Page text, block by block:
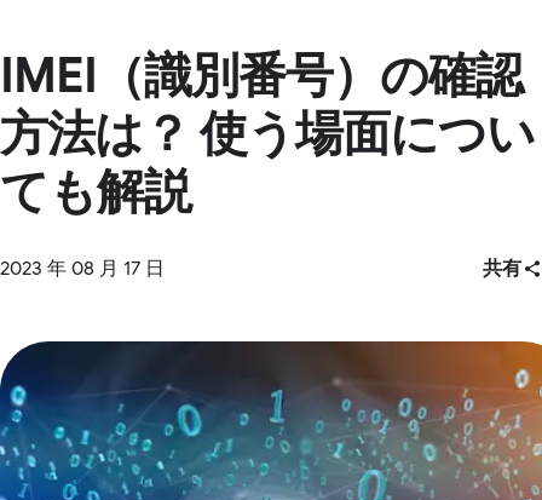
IMEI（識別番号）の確認
方法は？ 使う場面につい
ても解説
2023 年 08 月 17 日 共有